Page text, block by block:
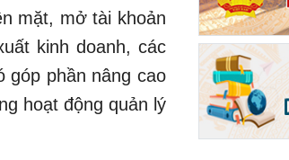
mặt, mở tài khoản
kinh doanh, các
góp phần nâng cao
hoạt động quản lý